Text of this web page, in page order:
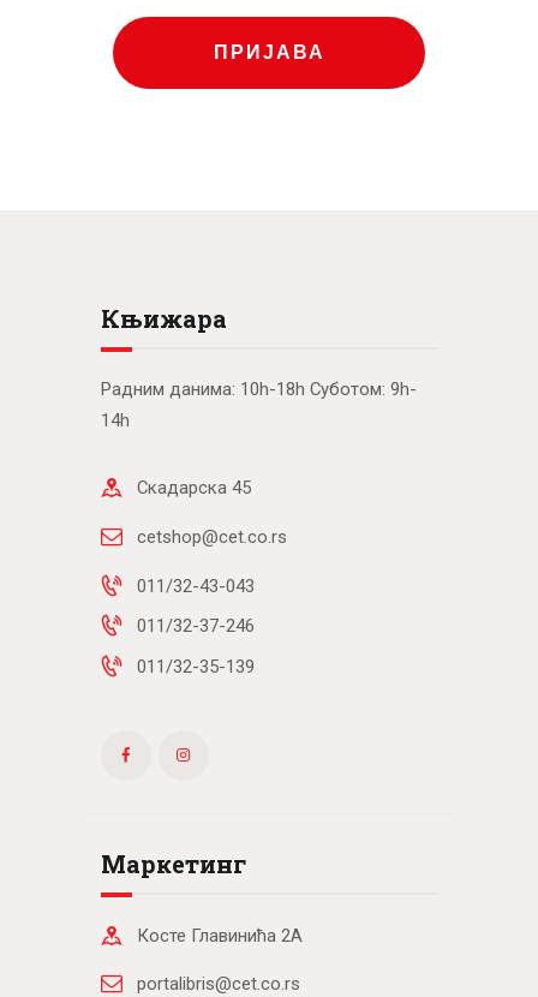
ПРИЈАВА
Књижара
Радним данима: 10h-18h Суботом: 9h-
14h
Скадарска 45
cetshop@cet.co.rs
011/32-43-043
011/32-37-246
011/32-35-139
Маркетинг
Косте Главинића 2А
portalibris@cet.co.rs